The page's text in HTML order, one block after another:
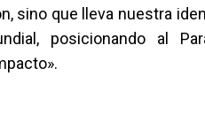
sino que lleva nuestra
posicionando al